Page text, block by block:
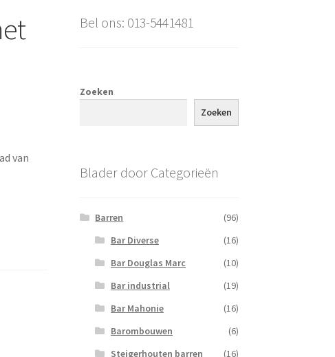
van
Bel ons: 013-5441481
Zoeken
Zoeken
Blader door Categorieën
Barren
(96)
Bar Diverse
(16)
Bar Douglas Marc
(10)
Bar industrial
(19)
Bar Mahonie
(16)
Barombouwen
(6)
Steigerhouten barren
(16)